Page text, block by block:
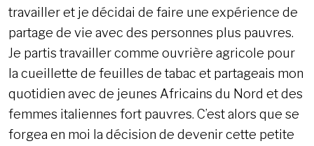
travailler et je décidai de faire une expérience de
partage de vie avec des personnes plus pauvres.
Je partis travailler comme ouvrière agricole pour
la cueillette de feuilles de tabac et partageais mon
quotidien avec de jeunes Africains du Nord et des
femmes italiennes fort pauvres. C’est alors que se
forgea en moi la décision de devenir cette petite